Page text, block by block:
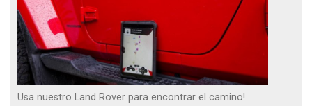
Usa nuestro Land Rover para encontrar el camino!